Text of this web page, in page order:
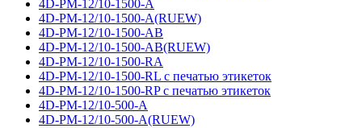
4D-PM-12/10-1500-A
4D-PM-12/10-1500-A(RUEW)
4D-PM-12/10-1500-AB
4D-PM-12/10-1500-AB(RUEW)
4D-PM-12/10-1500-RA
4D-PM-12/10-1500-RL с печатью этикеток
4D-PM-12/10-1500-RP с печатью этикеток
4D-PM-12/10-500-A
4D-PM-12/10-500-A(RUEW)